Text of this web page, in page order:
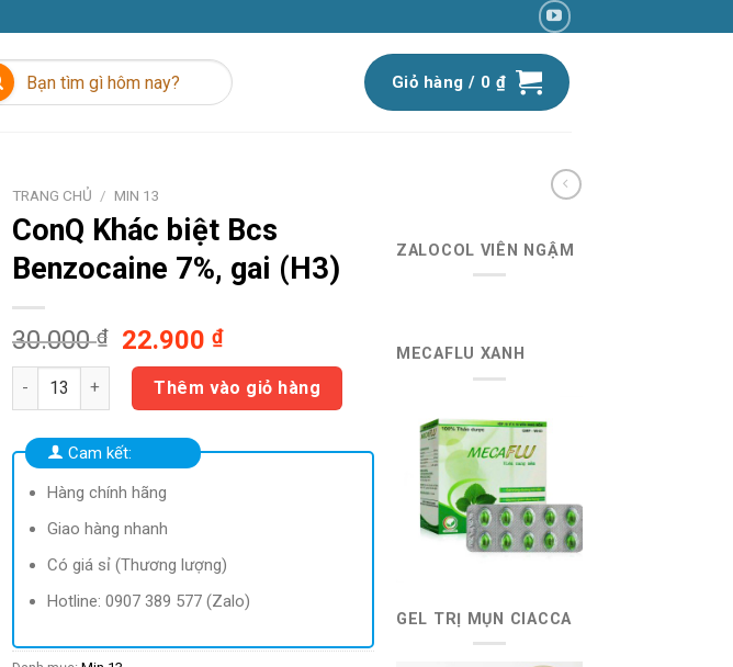
Giỏ hàng / 0 ₫
TRANG CHỦ / MIN 13
ConQ Khác biệt Bcs
Benzocaine 7%, gai (H3)
30.000₫
Giá
gốc
30.000 ₫.
22.900₫Giá
hiện
tại
là:
22.900 ₫.
ConQ Khác biệt Bcs Benzocaine 7%, gai (H3) số lượng
Thêm vào giỏ hàng
Cam kết:
Hàng chính hãng
Giao hàng nhanh
Có giá sỉ (Thương lượng)
Hotline: 0907 389 577 (Zalo)
ZALOCOL VIÊN NGẬM
MECAFLU XANH
GEL TRỊ MỤN CIACCA